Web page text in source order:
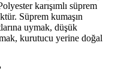
karışımlı süprem
Süprem kumaşın
uymak, düşük
kurutucu yerine doğal